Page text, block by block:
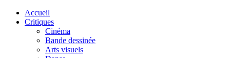
Skip
Accueil
Critiques
Cinéma
Bande dessinée
Arts visuels